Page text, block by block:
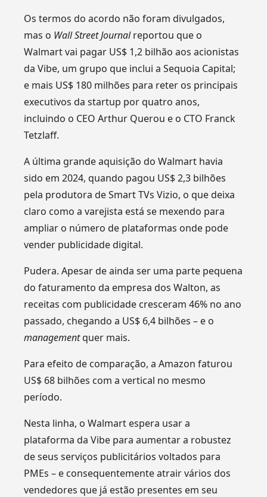
Os termos do acordo não foram divulgados,
mas o Wall Street Journalreportou que o
Walmart vai pagar US$ 1,2 bilhão aos acionistas
da Vibe, um grupo que inclui a Sequoia Capital;
e mais US$ 180 milhões para reter os principais
executivos da startup por quatro anos,
incluindo o CEO Arthur Querou e o CTO Franck
Tetzlaff.
A última grande aquisição do Walmart havia
sido em 2024, quando pagou US$ 2,3 bilhões
pela produtora de Smart TVs Vizio, o que deixa
claro como a varejista está se mexendo para
ampliar o número de plataformas onde pode
vender publicidade digital.
Pudera. Apesar de ainda ser uma parte pequena
do faturamento da empresa dos Walton, as
receitas com publicidade cresceram 46% no ano
passado, chegando a US$ 6,4 bilhões – e o
managementquer mais.
Para efeito de comparação, a Amazon faturou
US$ 68 bilhões com a vertical no mesmo
período.
Nesta linha, o Walmart espera usar a
plataforma da Vibe para aumentar a robustez
de seus serviços publicitários voltados para
PMEs – e consequentemente atrair vários dos
vendedores que já estão presentes em seu